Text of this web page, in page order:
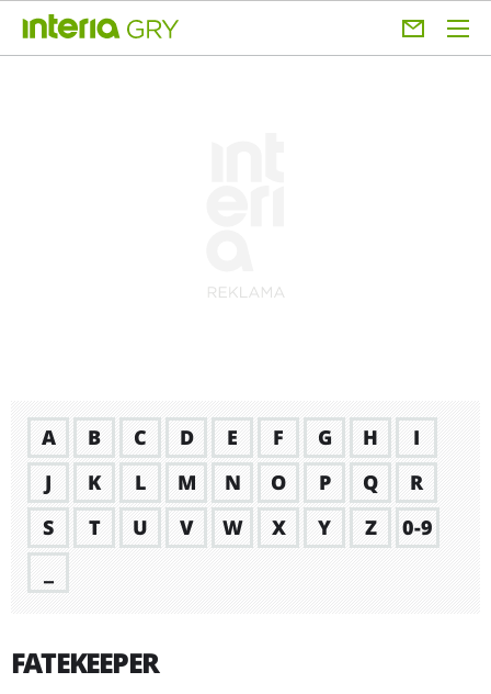
A B C D E F G H
I
J
K L M N O P Q
R
S
T U V W X Y Z
0-9
FATEKEEPER